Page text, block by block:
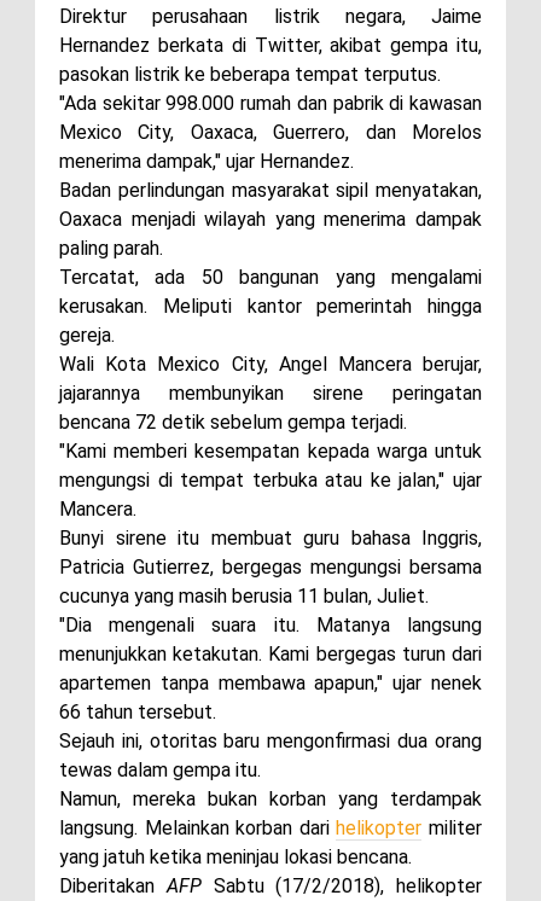
Direktur perusahaan listrik negara, Jaime
Hernandez berkata di Twitter, akibat gempa itu,
pasokan listrik ke beberapa tempat terputus.
"Ada sekitar 998.000 rumah dan pabrik di kawasan
Mexico City, Oaxaca, Guerrero, dan Morelos
menerima dampak," ujar Hernandez.
Badan perlindungan masyarakat sipil menyatakan,
Oaxaca menjadi wilayah yang menerima dampak
paling parah.
Tercatat, ada 50 bangunan yang mengalami
kerusakan. Meliputi kantor pemerintah hingga
gereja.
Wali Kota Mexico City, Angel Mancera berujar,
jajarannya membunyikan sirene peringatan
bencana 72 detik sebelum gempa terjadi.
"Kami memberi kesempatan kepada warga untuk
mengungsi di tempat terbuka atau ke jalan," ujar
Mancera.
Bunyi sirene itu membuat guru bahasa Inggris,
Patricia Gutierrez, bergegas mengungsi bersama
cucunya yang masih berusia 11 bulan, Juliet.
"Dia mengenali suara itu. Matanya langsung
menunjukkan ketakutan. Kami bergegas turun dari
apartemen tanpa membawa apapun," ujar nenek
66 tahun tersebut.
Sejauh ini, otoritas baru mengonfirmasi dua orang
tewas dalam gempa itu.
Namun, mereka bukan korban yang terdampak
langsung. Melainkan korban darihelikopter militer
yang jatuh ketika meninjau lokasi bencana.
DiberitakanAFPSabtu (17/2/2018), helikopter